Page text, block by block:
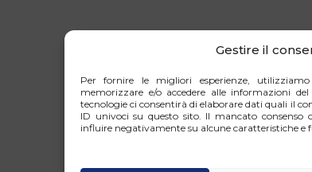
Gestire il
Per fornire le migliori esperienze,
memorizzare e/o accedere alle informazioni
tecnologie ci consentirà di elaborare dati quali il
ID univoci su questo sito. Il mancato consenso
influire negativamente su alcune caratteristiche e